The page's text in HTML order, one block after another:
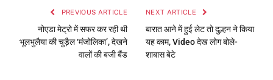
PREVIOUS ARTICLE
नोएडा मेट्रो में सफर कर रही थी
भूलभुलैया की चुड़ैल ‘मंजोलिका’, देखने
वालों की बजी बैंड
NEXT ARTICLE
बारात आने में हुई लेट तो दुल्हन ने किया
यह काम, Video देख लोग बोले-
शाबास बेटे